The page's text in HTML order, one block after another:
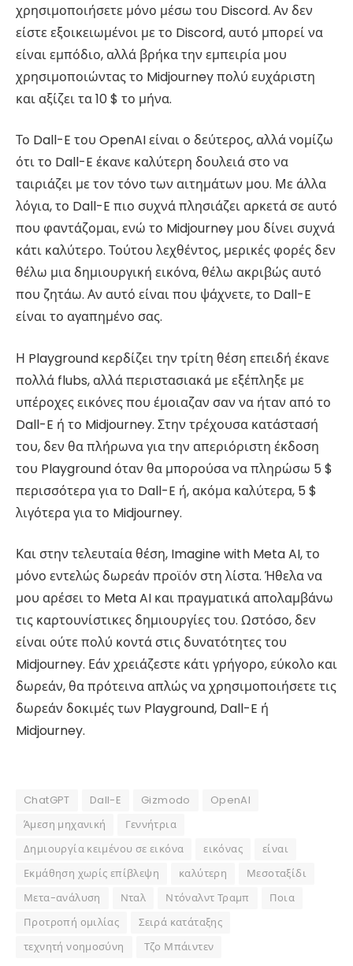
χρησιμοποιήσετε μόνο μέσω του Discord. Αν δεν
είστε εξοικειωμένοι με το Discord, αυτό μπορεί να
είναι εμπόδιο, αλλά βρήκα την εμπειρία μου
χρησιμοποιώντας το Midjourney πολύ ευχάριστη
και αξίζει τα 10 $ το μήνα.
Το Dall-E του OpenAI είναι ο δεύτερος, αλλά νομίζω
ότι το Dall-E έκανε καλύτερη δουλειά στο να
ταιριάζει με τον τόνο των αιτημάτων μου. Με άλλα
λόγια, το Dall-E πιο συχνά πλησιάζει αρκετά σε αυτό
που φαντάζομαι, ενώ το Midjourney μου δίνει συχνά
κάτι καλύτερο. Τούτου λεχθέντος, μερικές φορές δεν
θέλω μια δημιουργική εικόνα, θέλω ακριβώς αυτό
που ζητάω. Αν αυτό είναι που ψάχνετε, το Dall-E
είναι το αγαπημένο σας.
Η Playground κερδίζει την τρίτη θέση επειδή έκανε
πολλά flubs, αλλά περιστασιακά με εξέπληξε με
υπέροχες εικόνες που έμοιαζαν σαν να ήταν από το
Dall-E ή το Midjourney. Στην τρέχουσα κατάστασή
του, δεν θα πλήρωνα για την απεριόριστη έκδοση
του Playground όταν θα μπορούσα να πληρώσω 5 $
περισσότερα για το Dall-E ή, ακόμα καλύτερα, 5 $
λιγότερα για το Midjourney.
Και στην τελευταία θέση, Imagine with Meta AI, το
μόνο εντελώς δωρεάν προϊόν στη λίστα. Ήθελα να
μου αρέσει το Meta AI και πραγματικά απολαμβάνω
τις καρτουνίστικες δημιουργίες του. Ωστόσο, δεν
είναι ούτε πολύ κοντά στις δυνατότητες του
Midjourney. Εάν χρειάζεστε κάτι γρήγορο, εύκολο και
δωρεάν, θα πρότεινα απλώς να χρησιμοποιήσετε τις
δωρεάν δοκιμές των Playground, Dall-E ή
Midjourney.
ChatGPT Dall-E Gizmodo
OpenAI
Άμεση μηχανική
Γεννήτρια
Δημιουργία κειμένου σε εικόνα
εικόνας
είναι
Εκμάθηση χωρίς επίβλεψη
καλύτερη
Μεσοταξίδι
Μετα-ανάλυση
Νταλ Ντόναλντ Τραμπ
Ποια
Προτροπή ομιλίας
Σειρά κατάταξης
τεχνητή νοημοσύνη
Τζο Μπάιντεν